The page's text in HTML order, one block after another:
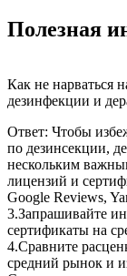
Полезная
Как не нарваться
дезинфекции и
Ответ: Чтобы
по дезинсекции,
нескольким
лицензий и
Google Reviews,
3.Запрашивайте
сертификаты на
4.Сравните
средний рынок и